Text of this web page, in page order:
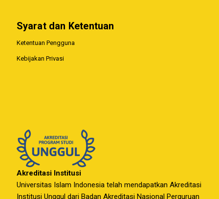
Syarat dan Ketentuan
Ketentuan Pengguna
Kebijakan Privasi
Akreditasi Institusi
Universitas Islam Indonesia telah mendapatkan Akreditasi
Institusi Unggul dari Badan Akreditasi Nasional Perguruan